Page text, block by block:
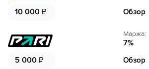
10 000 ₽ Обзор
5 000 ₽
Маржа:
7%
Обзор